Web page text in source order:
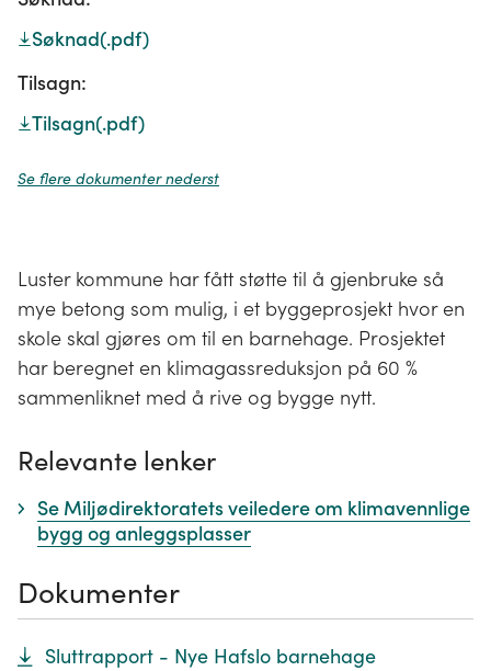
Søknad(.pdf)
Tilsagn:
Tilsagn(.pdf)
Se flere dokumenter nederst
Luster kommune har fått støtte til å gjenbruke så
mye betong som mulig, i et byggeprosjekt hvor en
skole skal gjøres om til en barnehage. Prosjektet
har beregnet en klimagassreduksjon på 60 %
sammenliknet med å rive og bygge nytt.
Relevante lenker
Se Miljødirektoratets veiledere om klimavennlige
bygg og anleggsplasser
Dokumenter
Sluttrapport - Nye Hafslo barnehage